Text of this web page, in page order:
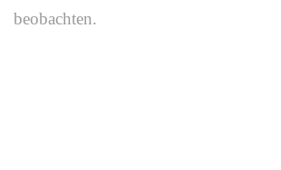
beobachten.